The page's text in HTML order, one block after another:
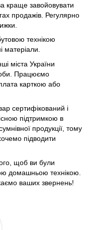
краще завойовувати
продажів. Регулярно
технікою
матеріали.
міста України
Працюємо
карткою або
сертифікований і
підтримкою в
продукції, тому
підводити
щоб ви були
домашньою технікою.
ваших звернень!